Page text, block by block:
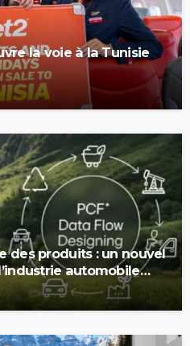
la voie à la Tunisie
des produits : un nouvel
automobile